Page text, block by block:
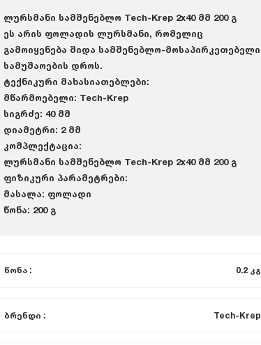
ლურსმანი სამშენებლო Tech-Krep 2x40 მმ 200 გ
ეს არის ფოლადის ლურსმანი, რომელიც
გამოიყენება შიდა სამშენებლო-მოსაპირკეთებელი
სამუშაოების დროს.
ტექნიკური მახასიათებლები:
მწარმოებელი: Tech-Krep
სიგრძე: 40 მმ
დიამეტრი: 2 მმ
კომპლექტაცია:
ლურსმანი სამშენებლო Tech-Krep 2x40 მმ 200 გ
ფიზიკური პარამეტრები:
მასალა: ფოლადი
წონა: 200 გ
წონა : 0.2 კგ
ბრენდი : Tech-Krep